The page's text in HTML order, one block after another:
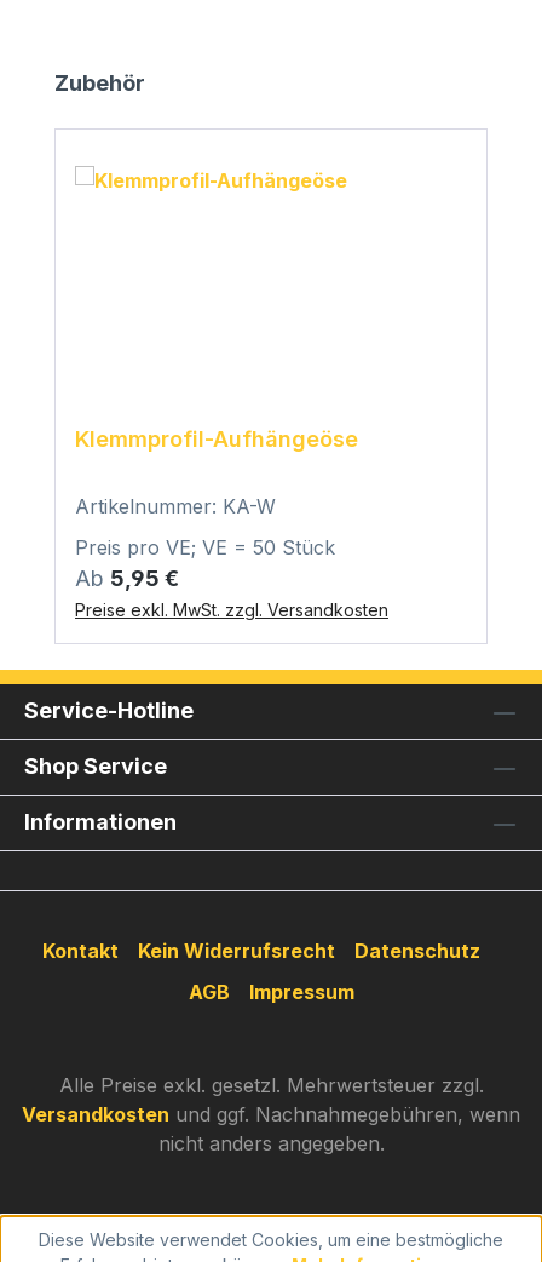
Produktgalerie überspringen
Zubehör
Klemmprofil-Aufhängeöse
Artikelnummer: KA-W
Preis pro VE; VE = 50 Stück
Regulärer Preis:
Ab 5,95 €
Preise exkl. MwSt. zzgl. Versandkosten
Service-Hotline
Shop Service
Informationen
Kontakt Kein Widerrufsrecht
Datenschutz
AGB
Impressum
Alle Preise exkl. gesetzl. Mehrwertsteuer zzgl.
Versandkosten und ggf. Nachnahmegebühren, wenn
nicht anders angegeben.
Diese Website verwendet Cookies, um eine bestmögliche